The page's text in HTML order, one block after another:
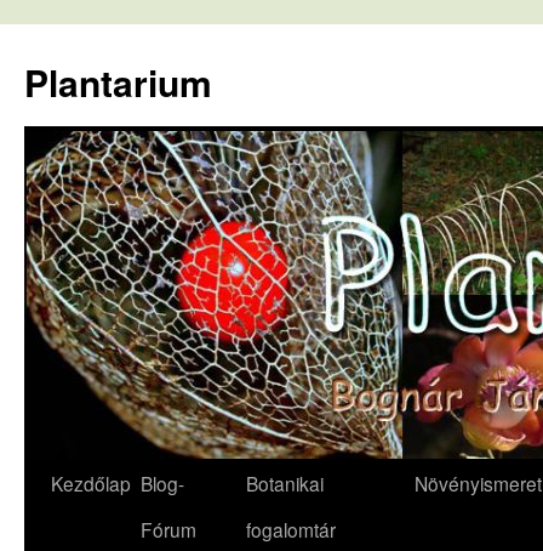
tartalomba
Plantarium
Kezdőlap Blog-
Fórum
Botanikai
fogalomtár
Növényismeret